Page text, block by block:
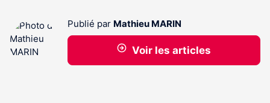
Publié par Mathieu MARIN
Voir les articles